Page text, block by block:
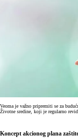
Veoma je važno pripremiti se za
Životne sredine, koji je regularno
Koncept akcionog plana